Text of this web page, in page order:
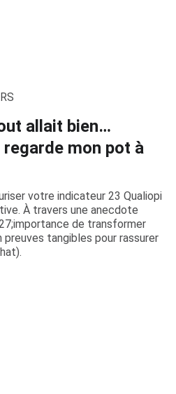
allait bien…
regarde mon pot à
votre indicateur 23 Qualiopi
À travers une anecdote
de transformer
tangibles pour rassurer